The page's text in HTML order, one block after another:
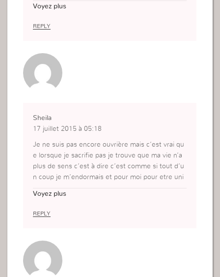
sacrifice n’a pas de sens ,si je dis que je suis de
Voyez plus
REPLY
Sheila
17 juillet 2015 à 05:18
Je ne suis pas encore ouvrière mais c’est vrai qu
e lorsque je sacrifie pas je trouve que ma vie n’a
plus de sens c’est à dire c’est comme si tout d’u
n coup je m’endormais et pour moi pour etre uni
à Dieu je dois sans cesse renoncer à moi.
Voyez plus
REPLY